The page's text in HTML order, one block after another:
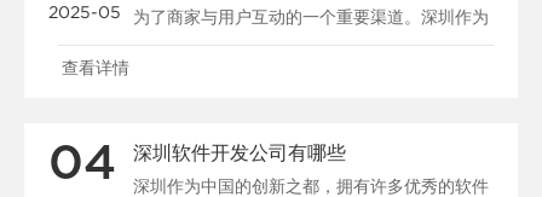
2025-05
为了商家与用户互动的一个重要渠道。深圳作为
中国的科技创新中心，依托其强大的技术...
查看详情
04 深圳软件开发公司有哪些
深圳作为中国的创新之都，拥有许多优秀的软件